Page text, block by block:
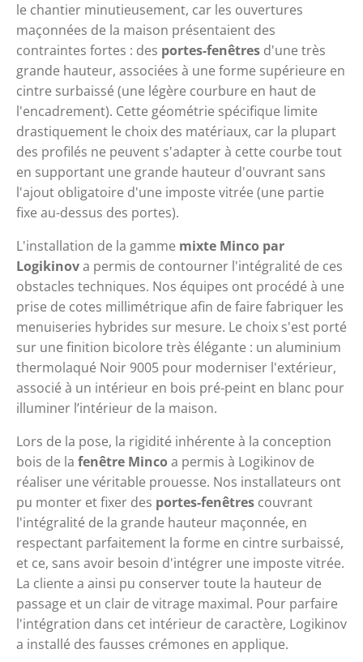
le chantier minutieusement, car les ouvertures
maçonnées de la maison présentaient des
contraintes fortes : des portes-fenêtres d'une très
grande hauteur, associées à une forme supérieure en
cintre surbaissé (une légère courbure en haut de
l'encadrement). Cette géométrie spécifique limite
drastiquement le choix des matériaux, car la plupart
des profilés ne peuvent s'adapter à cette courbe tout
en supportant une grande hauteur d'ouvrant sans
l'ajout obligatoire d'une imposte vitrée (une partie
fixe au-dessus des portes).
L'installation de la gamme mixte Minco par
Logikinov a permis de contourner l'intégralité de ces
obstacles techniques. Nos équipes ont procédé à une
prise de cotes millimétrique afin de faire fabriquer les
menuiseries hybrides sur mesure. Le choix s'est porté
sur une finition bicolore très élégante : un aluminium
thermolaqué Noir 9005 pour moderniser l'extérieur,
associé à un intérieur en bois pré-peint en blanc pour
illuminer l’intérieur de la maison.
Lors de la pose, la rigidité inhérente à la conception
bois de la fenêtre Minco a permis à Logikinov de
réaliser une véritable prouesse. Nos installateurs ont
pu monter et fixer des portes-fenêtres couvrant
l'intégralité de la grande hauteur maçonnée, en
respectant parfaitement la forme en cintre surbaissé,
et ce, sans avoir besoin d'intégrer une imposte vitrée.
La cliente a ainsi pu conserver toute la hauteur de
passage et un clair de vitrage maximal. Pour parfaire
l'intégration dans cet intérieur de caractère, Logikinov
a installé des fausses crémones en applique.